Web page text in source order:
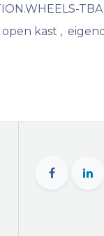
TBA
open kast ,